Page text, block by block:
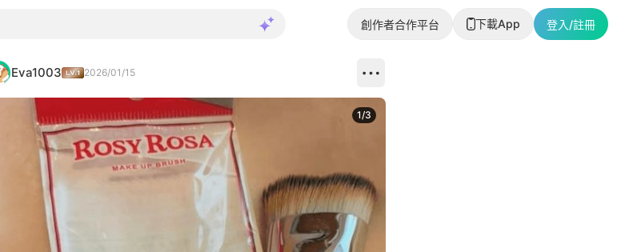
創作者合作平台 下載App 登入/註冊
Eva1003 2026/01/15
1/3